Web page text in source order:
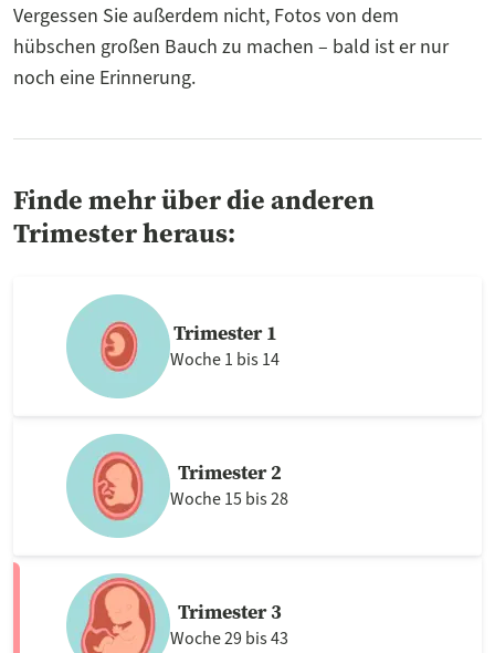
Vergessen Sie außerdem nicht, Fotos von dem
hübschen großen Bauch zu machen – bald ist er nur
noch eine Erinnerung.
Finde mehr über die anderen
Trimester heraus:
Trimester 1
Woche 1 bis 14
Trimester 2
Woche 15 bis 28
Trimester 3
Woche 29 bis 43